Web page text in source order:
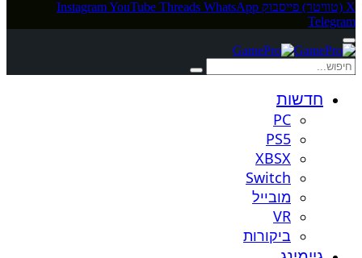
X (טוויטר) פייסבוק InstagramYouTube Threads WhatsApp
Telegram
חדשות
PC
PS5
XBSX
Switch
מובייל
VR
ביקורות